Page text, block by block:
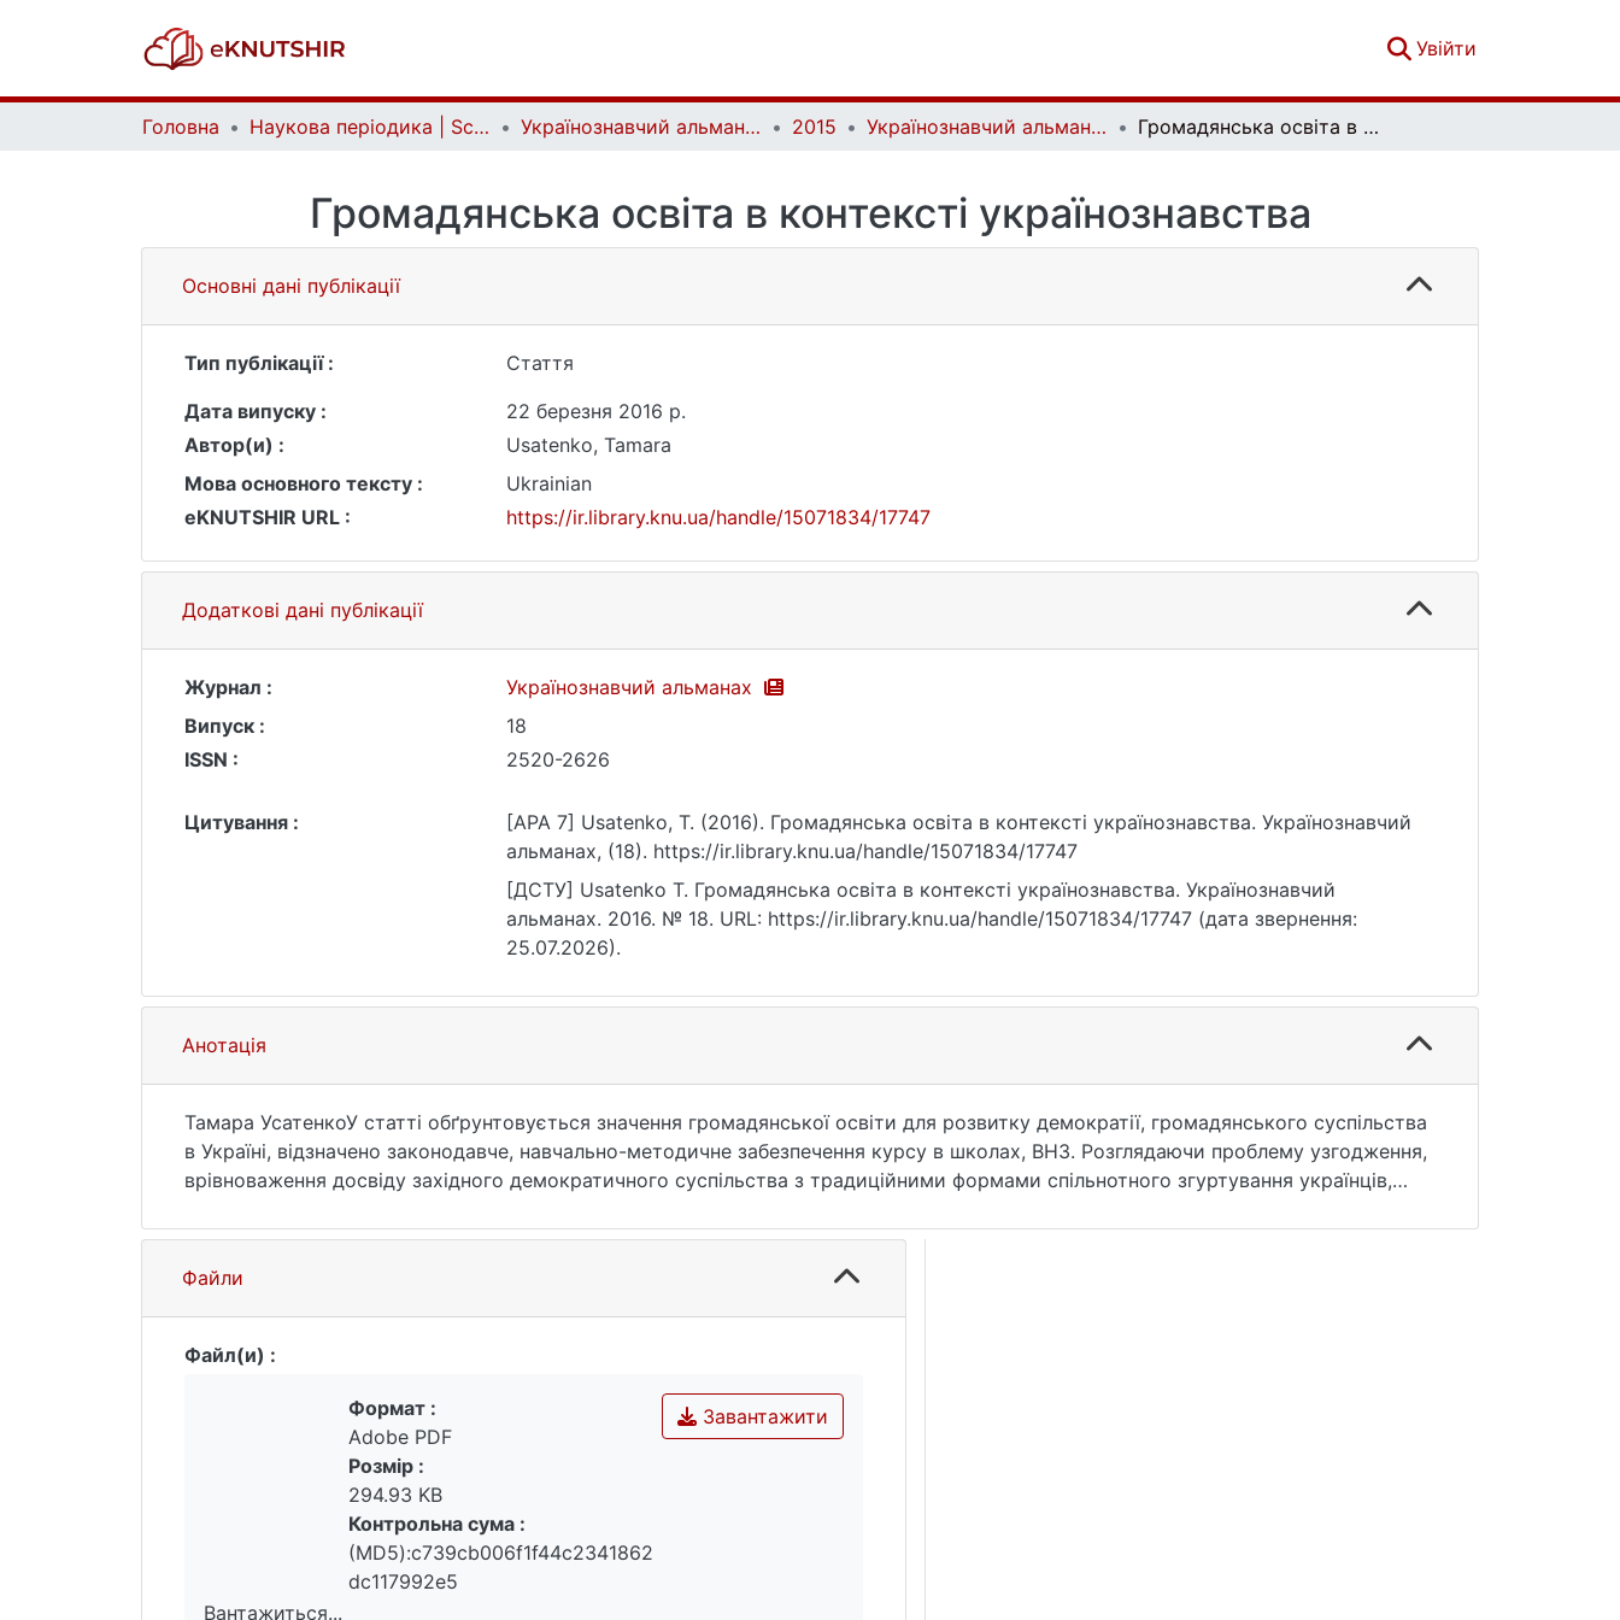
Увійти
Головна Наукова періодика | Scientific periodicals Українознавчий альманах | Almanac of Ukrainian Studies 2015 Українознавчий альманах. Випуск 18 Громадянська освіта в контексті українознавства
Громадянська освіта в контексті українознавства
Основні дані публікації
Тип публікації :
Стаття
Дата випуску :
22 березня 2016 р.
Автор(и) :
Usatenko, Tamara
Мова основного тексту :
Ukrainian
eKNUTSHIR URL :
https://ir.library.knu.ua/handle/15071834/17747
Додаткові дані публікації
Журнал :
Українознавчий альманах
Випуск :
18
ISSN :
2520-2626
Цитування :
[APA 7] Usatenko, T. (2016). Громадянська освіта в контексті українознавства. Українознавчий
альманах, (18). https://ir.library.knu.ua/handle/15071834/17747
[ДСТУ] Usatenko T. Громадянська освіта в контексті українознавства. Українознавчий
альманах. 2016. № 18. URL: https://ir.library.knu.ua/handle/15071834/17747 (дата звернення:
25.07.2026).
Анотація
Тамара УсатенкоУ статті обґрунтовується значення громадянської освіти для розвитку демократії, громадянського суспільства
в Україні, відзначено законодавче, навчально-методичне забезпечення курсу в школах, ВНЗ. Розглядаючи проблему узгодження,
врівноваження досвіду західного демократичного суспільства з традиційними формами спільнотного згуртування українців,
освіта, громадянське суспільство, демократія, держава, проект, українознавство, україноцентризм.
Файли
Файл(и) :
Вантажиться...
Завантажити
Формат :
Adobe PDF
Розмір :
294.93 KB
Контрольна сума :
(MD5):c739cb006f1f44c2341862
dc117992e5